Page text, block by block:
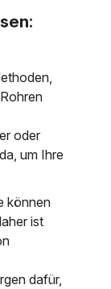
oder
um Ihre
können
ist
dafür,